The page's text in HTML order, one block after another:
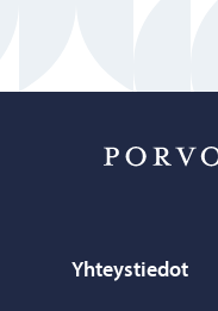
Yhteystiedot